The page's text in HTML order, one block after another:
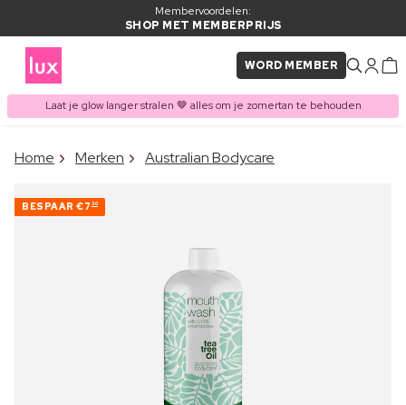
Membervoordelen:
SHOP MET MEMBERPRIJS
WORD MEMBER
Laat je glow langer stralen 🤎 alles om je zomertan te behouden
ITEM TOEGEVOEGD AAN
Vaak samen gekocht met
Home Merken Australian Bodycare
BESPAAR €7 30